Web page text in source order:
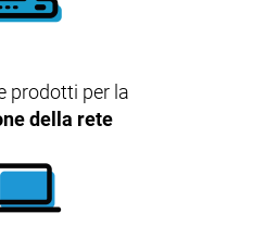
prodotti per la
della rete